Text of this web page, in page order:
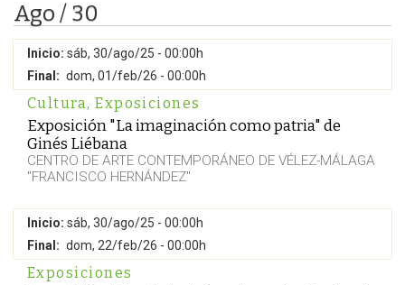
Ago / 30
Inicio: sáb, 30/ago/25 - 00:00h
Final: dom, 01/feb/26 - 00:00h
Cultura, Exposiciones
Exposición "La imaginación como patria" de
Ginés Liébana
CENTRO DE ARTE CONTEMPORÁNEO DE VÉLEZ-MÁLAGA
"FRANCISCO HERNÁNDEZ"
Inicio: sáb, 30/ago/25 - 00:00h
Final: dom, 22/feb/26 - 00:00h
Exposiciones